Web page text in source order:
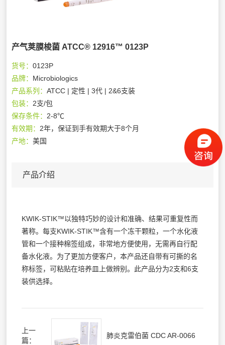
产气荚膜梭菌 ATCC® 12916™ 0123P
货号：0123P
品牌： Microbiologics
产品系列：ATCC | 定性 | 3代 | 2&6支装
包装： 2支/包
保存条件： 2-8℃
有效期： 2年，保证到手有效期大于8个月
产地：美国
产品介绍
KWIK-STIK™以独特巧妙的设计和准确、结果可重复性而
著称。每支KWIK-STIK™含有一个冻干颗粒，一个水化液
管和一个接种棉签组成，非常地方便使用，无需再自行配
备水化液。为了更加方便客户，本产品还自带有可撕的名
称标签，可粘贴在培养皿上做辨别。此产品分为2支和6支
装供选择。
上一
篇：
肺炎克雷伯菌 CDC AR-0066